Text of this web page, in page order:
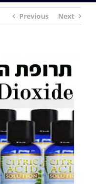
Previous Next